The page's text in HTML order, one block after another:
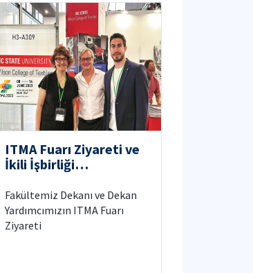
ITMA Fuarı Ziyareti ve
İkili İşbirliği
Fakültemiz Dekanı ve Dekan
Yardımcımızın ITMA Fuarı
Ziyareti